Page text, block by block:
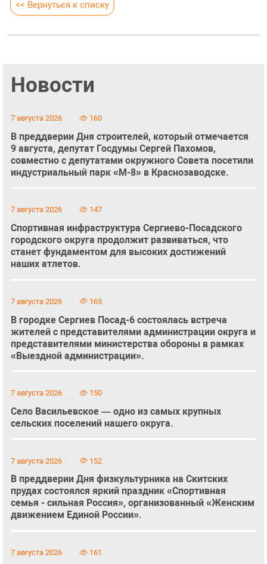
<< Вернуться к списку
Новости
7 августа 2026 160
В преддверии Дня строителей, который отмечается
9 августа, депутат Госдумы Сергей Пахомов,
совместно с депутатами окружного Совета посетили
индустриальный парк «М-8» в Краснозаводске.
7 августа 2026 147
Спортивная инфраструктура Сергиево-Посадского
городского округа продолжит развиваться, что
станет фундаментом для высоких достижений
наших атлетов.
7 августа 2026 165
В городке Сергиев Посад-6 состоялась встреча
жителей с представителями администрации округа и
представителями министерства обороны в рамках
«Выездной администрации».
7 августа 2026 150
Село Васильевское — одно из самых крупных
сельских поселений нашего округа.
7 августа 2026 152
В преддверии Дня физкультурника на Скитских
прудах состоялся яркий праздник «Спортивная
семья - сильная Россия», организованный «Женским
движением Единой России».
7 августа 2026 161